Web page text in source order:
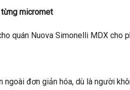
micromet
quán Nuova Simonelli MDX cho
ngoài đơn giản hóa, dù là người